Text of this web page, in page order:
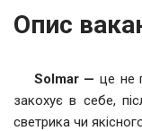
Опис
Solmar — це не
закохує в себе,
светрика чи